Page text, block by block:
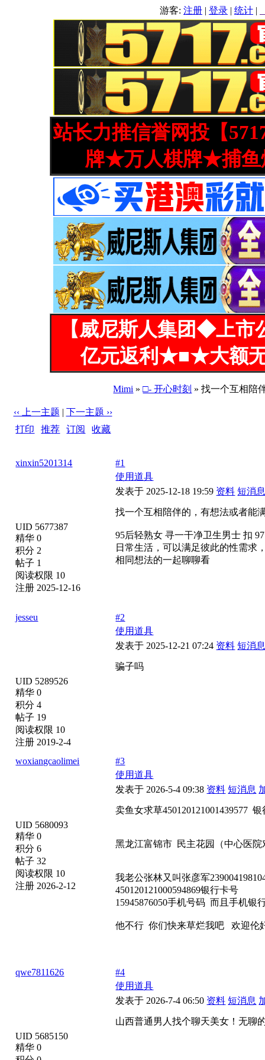
游客: 注册 | 登录 | 统计 |
站长力推信誉网投【
牌★万人棋牌★捕鱼
【威尼斯人集团◆上
亿元返利★■★大额
Mimi »□- 开心时刻 » 找一个互相陪
‹‹ 上一主题 | 下一主题 ››
打印 |推荐 |订阅 |收藏
xinxin5201314
UID 5677387
精华 0
积分 2
帖子 1
阅读权限 10
注册 2025-12-16
#1
使用道具
发表于 2025-12-18 19:59 资料 短消
找一个互相陪伴的，有想法或者能
95后轻熟女 寻一干净卫生男士 扣
日常生活，可以满足彼此的性需求
相同想法的一起聊聊看
jesseu
UID 5289526
精华 0
积分 4
帖子 19
阅读权限 10
注册 2019-2-4
#2
使用道具
发表于 2025-12-21 07:24 资料 短消
骗子吗
woxiangcaolimei
UID 5680093
精华 0
积分 6
帖子 32
阅读权限 10
注册 2026-2-12
#3
使用道具
发表于 2026-5-4 09:38 资料 短消息
卖鱼女求草450120121001439577
黑龙江富锦市 民主花园（中心医
我老公张林又叫张彦军
450120121000594869银行卡号
15945876050手机号码 而且手机
他不行 你们快来草烂我吧 欢迎伦
qwe7811626
UID 5685150
精华 0
#4
使用道具
发表于 2026-7-4 06:50 资料 短消息
山西普通男人找个聊天美女！无聊